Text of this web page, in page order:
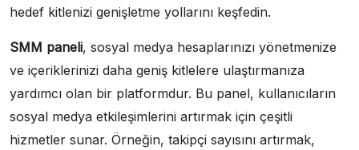
hedef kitlenizi genişletme yollarını keşfedin.
SMM paneli, sosyal medya hesaplarınızı yönetmenize
ve içeriklerinizi daha geniş kitlelere ulaştırmanıza
yardımcı olan bir platformdur. Bu panel, kullanıcıların
sosyal medya etkileşimlerini artırmak için çeşitli
hizmetler sunar. Örneğin, takipçi sayısını artırmak,